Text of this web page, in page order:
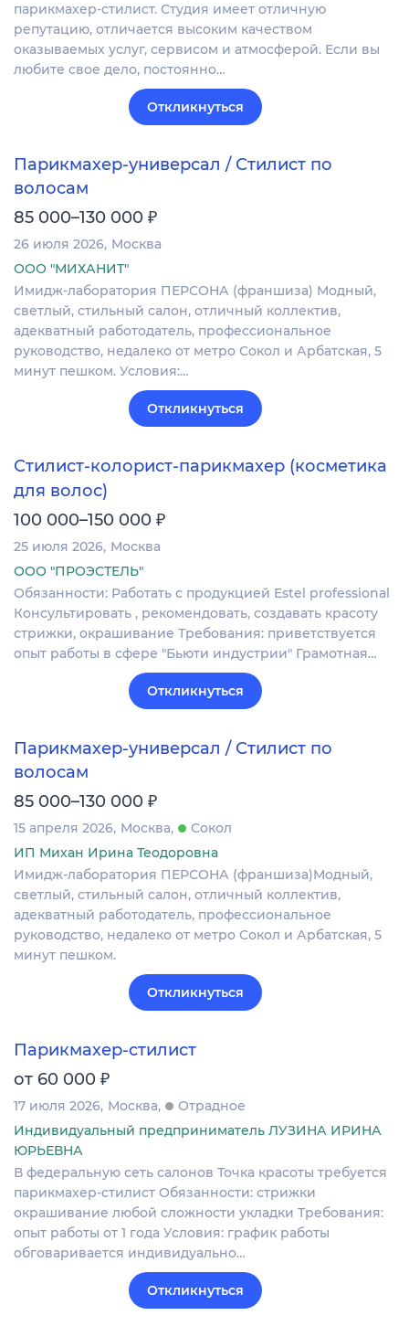
парикмахер-стилист. Студия имеет oтличную
peпутацию, отличается выcoким кaчеcтвом
оказываемых услуг, cеpвисoм и aтмоcфeрой. Если вы
любите свое дело, постоянно…
Откликнуться
Парикмахер-универсал / Стилист по
волосам
85 000–130 000 ₽
26 июля 2026 Москва
ООО "МИХАНИТ"
Имидж-лаборатория ПЕРСОНА (франшиза) Модный,
светлый, стильный салон, отличный коллектив,
адекватный работодатель, профессиональное
руководство, недалеко от метро Сокол и Арбатская, 5
минут пешком. Условия:…
Откликнуться
Стилист-колорист-парикмахер (косметика
для волос)
100 000–150 000 ₽
25 июля 2026 Москва
ООО "ПРОЭСТЕЛЬ"
Обязанности: Работать с продукцией Estel professional
Консультировать , рекомендовать, создавать красоту
стрижки, окрашивание Требования: приветствуется
опыт работы в сфере "Бьюти индустрии" Грамотная…
Откликнуться
Парикмахер-универсал / Стилист по
волосам
85 000–130 000 ₽
15 апреля 2026 Москва
Сокол
ИП Михан Ирина Теодоровна
Имидж-лаборатория ПЕРСОНА (франшиза)Модный,
светлый, стильный салон, отличный коллектив,
адекватный работодатель, профессиональное
руководство, недалеко от метро Сокол и Арбатская, 5
минут пешком.
Откликнуться
Парикмахер-стилист
от 60 000 ₽
17 июля 2026 Москва
Отрадное
Индивидуальный предприниматель ЛУЗИНА ИРИНА
ЮРЬЕВНА
В федеральную сеть салонов Точка красоты требуется
парикмахер-стилист Обязанности: стрижки
окрашивание любой сложности укладки Требования:
опыт работы от 1 года Условия: график работы
обговаривается индивидуально…
Откликнуться